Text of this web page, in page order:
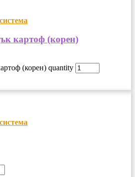
картоф (корен)
(корен) quantity